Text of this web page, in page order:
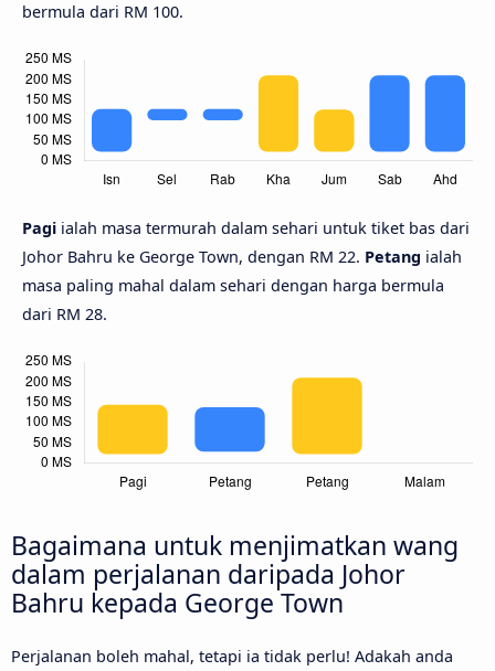
bermula dari RM 100.
Pagi ialah masa termurah dalam sehari untuk tiket bas dari
Johor Bahru ke George Town, dengan RM 22. Petang ialah
masa paling mahal dalam sehari dengan harga bermula
dari RM 28.
Bagaimana untuk menjimatkan wang
dalam perjalanan daripada Johor
Bahru kepada George Town
Perjalanan boleh mahal, tetapi ia tidak perlu! Adakah anda